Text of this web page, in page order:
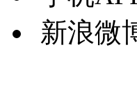
新浪微